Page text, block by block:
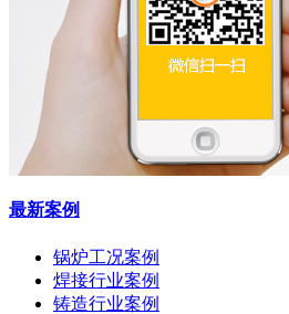
最新案例
锅炉工况案例
焊接行业案例
铸造行业案例